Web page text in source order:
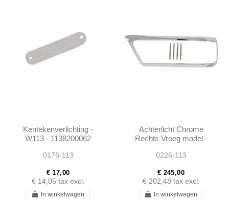
Kentekenverlichting -
W113 - 1138200062
0176-113
€ 17,00
€ 14,05 tax excl.
In winkelwagen
Achterlicht Chrome
Rechts Vroeg model -
0226-113
€ 245,00
€ 202,48 tax excl.
In winkelwagen